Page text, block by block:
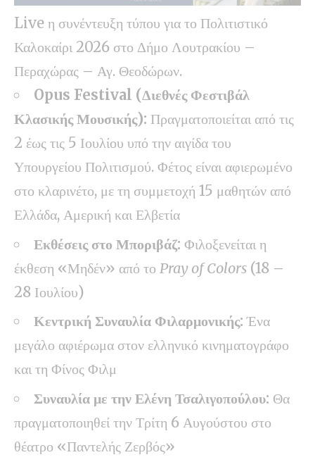
Live η συνέντευξη τύπου για το Πολιτιστικό
Καλοκαίρι 2026 στο Δήμο Λουτρακίου –
Περαχώρας – Αγ. Θεοδώρων.
Opus Festival (Διεθνές Φεστιβάλ
Κλασικής Μουσικής): Πραγματοποιείται από τις
2 έως τις 5 Ιουλίου υπό την αιγίδα του
Υπουργείου Πολιτισμού. Φέτος είναι αφιερωμένο
στο κλαρινέτο, με τη συμμετοχή 15 μαθητών από
Ελλάδα, Αμερική και Ελβετία
Εκθέσεις στο Μποριβάζ: Φιλοξενείται η
έκθεση «Μηδέν» από το Pray of Colors (18 –
28 Ιουλίου)
Κεντρική Συναυλία Φιλαρμονικής: Ένα
μεγάλο αφιέρωμα στον ελληνικό κινηματογράφο
και τη Φίνος Φιλμ
Συναυλία με την Ελένη Τσαλιγοπούλου: Θα
πραγματοποιηθεί την Τρίτη 6 Αυγούστου στο
θέατρο «Παντελής Ζερβός»